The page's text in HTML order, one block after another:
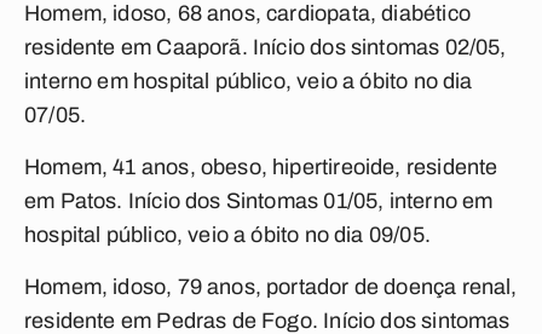
Homem, idoso, 68 anos, cardiopata, diabético
residente em Caaporã. Início dos sintomas 02/05,
interno em hospital público, veio a óbito no dia
07/05.
Homem, 41 anos, obeso, hipertireoide, residente
em Patos. Início dos Sintomas 01/05, interno em
hospital público, veio a óbito no dia 09/05.
Homem, idoso, 79 anos, portador de doença renal,
residente em Pedras de Fogo. Início dos sintomas